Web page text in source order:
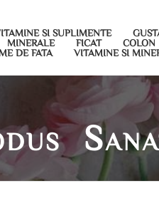
SI SUPLIMENTE
MINERALE FICAT COLON
DE FATA
VITAMINE SI